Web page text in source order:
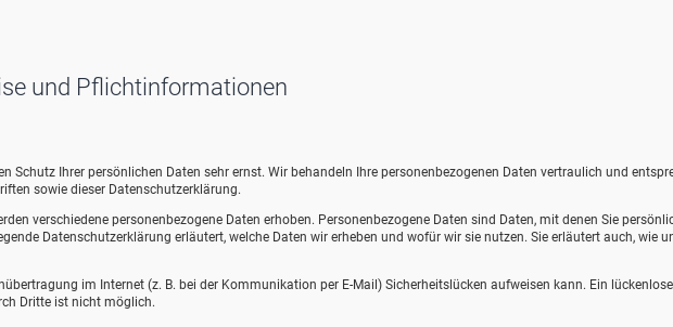
und Pflicht­informationen
Schutz Ihrer persönlichen Daten sehr ernst. Wir behandeln Ihre personenbezogenen Daten vertraulich und
sowie dieser Datenschutzerklärung.
verschiedene personenbezogene Daten erhoben. Personenbezogene Daten sind Daten, mit denen Sie
Datenschutzerklärung erläutert, welche Daten wir erheben und wofür wir sie nutzen. Sie erläutert auch, wie
im Internet (z. B. bei der Kommunikation per E-Mail) Sicherheitslücken aufweisen kann. Ein
Dritte ist nicht möglich.